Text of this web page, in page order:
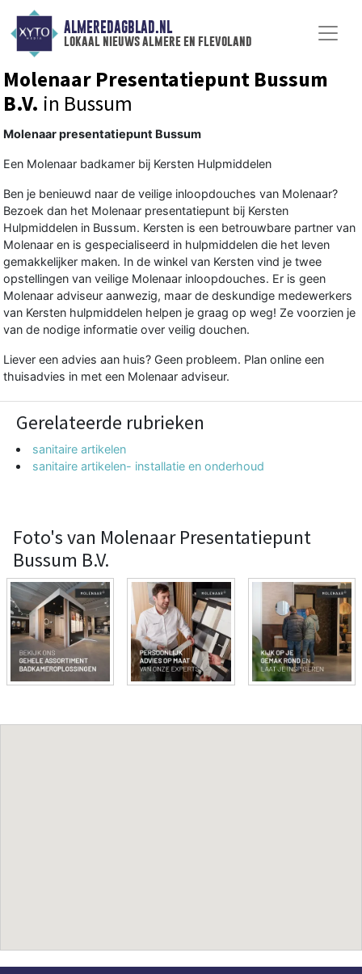
ALMEREDAGBLAD.NL
lokaal nieuws almere en flevoland
Molenaar Presentatiepunt Bussum
B.V. in Bussum
Molenaar presentatiepunt Bussum
Een Molenaar badkamer bij Kersten Hulpmiddelen
Ben je benieuwd naar de veilige inloopdouches van Molenaar?
Bezoek dan het Molenaar presentatiepunt bij Kersten
Hulpmiddelen in Bussum. Kersten is een betrouwbare partner van
Molenaar en is gespecialiseerd in hulpmiddelen die het leven
gemakkelijker maken. In de winkel van Kersten vind je twee
opstellingen van veilige Molenaar inloopdouches. Er is geen
Molenaar adviseur aanwezig, maar de deskundige medewerkers
van Kersten hulpmiddelen helpen je graag op weg! Ze voorzien je
van de nodige informatie over veilig douchen.
Liever een advies aan huis? Geen probleem. Plan online een
thuisadvies in met een Molenaar adviseur.
Gerelateerde rubrieken
sanitaire artikelen
sanitaire artikelen- installatie en onderhoud
Foto's van Molenaar Presentatiepunt
Bussum B.V.